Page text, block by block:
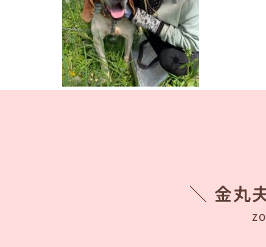
＼ 金丸